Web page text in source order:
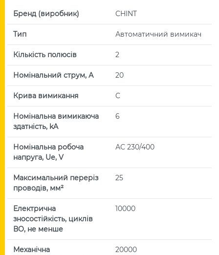
Бренд (виробник) CHINT
Тип Автоматичний вимикач
Кількість полюсів 2
Номінальний струм, А 20
Крива вимикання C
Номінальна вимикаюча
здатність, kA
6
Номінальна робоча
напруга, Uе, V
АС 230/400
Максимальний переріз
проводів, мм²
25
Електрична
зносостійкість, циклів
ВО, не менше
10000
Механічна
20000